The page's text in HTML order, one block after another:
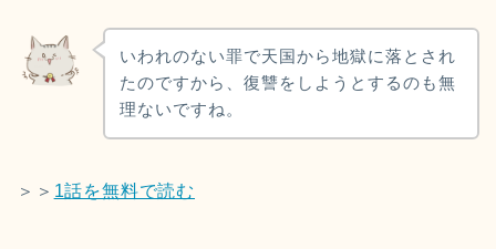
いわれのない罪で天国から地獄に落とされ
たのですから、復讐をしようとするのも無
理ないですね。
＞＞ 1話を無料で読む